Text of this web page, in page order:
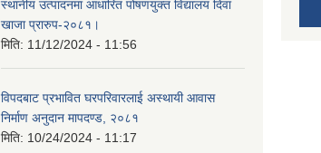
स्थानीय उत्पादनमा आधारित पोषणयुक्त विद्यालय दिवा
खाजा प्रारुप-२०८१।
मिति: 11/12/2024 - 11:56
विपदबाट प्रभावित घरपरिवारलाई अस्थायी आवास
निर्माण अनुदान मापदण्ड, २०८१
मिति: 10/24/2024 - 11:17